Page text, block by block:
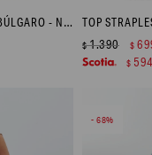
POLERA ESTAMPADO BÚLGARO - NEGRO
$1.390 $
$ 594
68